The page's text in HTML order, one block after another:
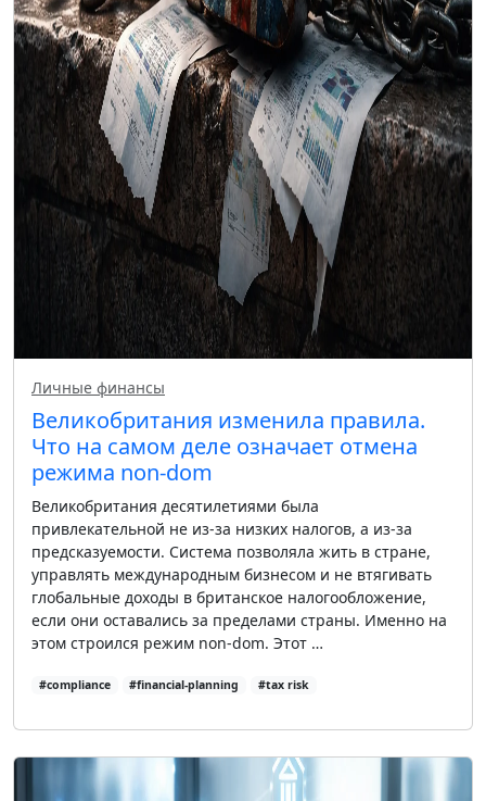
Личные финансы
Великобритания изменила правила.
Что на самом деле означает отмена
режима non-dom
Великобритания десятилетиями была
привлекательной не из-за низких налогов, а из-за
предсказуемости. Система позволяла жить в стране,
управлять международным бизнесом и не втягивать
глобальные доходы в британское налогообложение,
если они оставались за пределами страны. Именно на
этом строился режим non-dom. Этот …
#compliance #financial-planning #tax risk